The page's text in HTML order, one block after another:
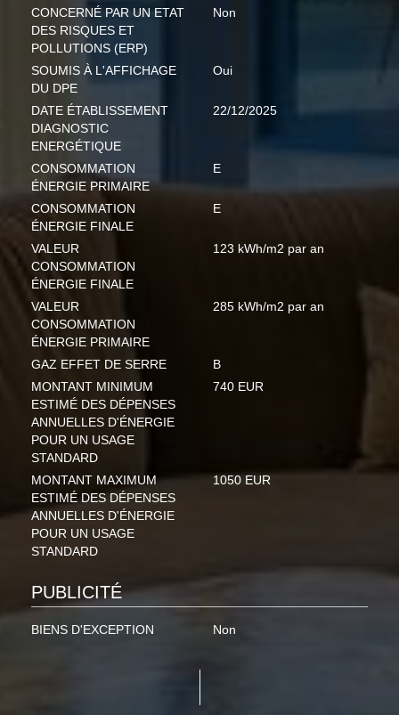
CONCERNÉ PAR UN ETAT
DES RISQUES ET
POLLUTIONS (ERP)
Non
SOUMIS À L'AFFICHAGE
DU DPE
Oui
DATE ÉTABLISSEMENT
DIAGNOSTIC
ENERGÉTIQUE
22/12/2025
CONSOMMATION
ÉNERGIE PRIMAIRE
E
CONSOMMATION
ÉNERGIE FINALE
E
VALEUR
CONSOMMATION
ÉNERGIE FINALE
123 kWh/m2 par an
VALEUR
CONSOMMATION
ÉNERGIE PRIMAIRE
285 kWh/m2 par an
GAZ EFFET DE SERRE
B
MONTANT MINIMUM
ESTIMÉ DES DÉPENSES
ANNUELLES D'ÉNERGIE
POUR UN USAGE
STANDARD
740 EUR
MONTANT MAXIMUM
ESTIMÉ DES DÉPENSES
ANNUELLES D'ÉNERGIE
POUR UN USAGE
STANDARD
1050 EUR
PUBLICITÉ
BIENS D'EXCEPTION Non